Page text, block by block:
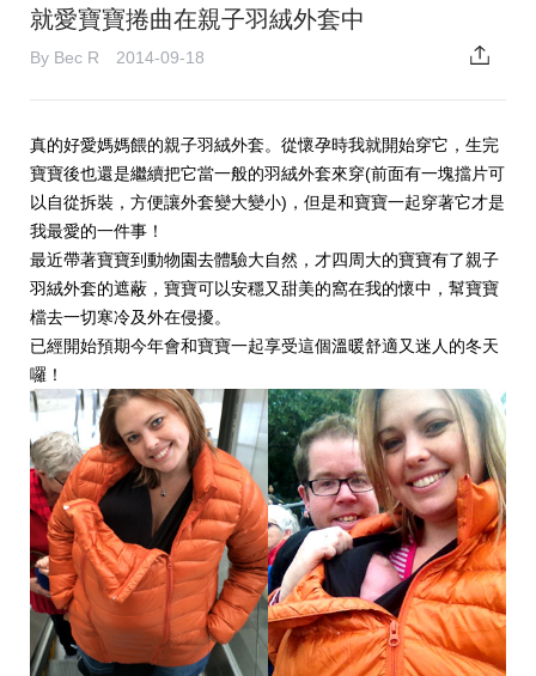
就愛寶寶捲曲在親子羽絨外套中
By Bec R 2014-09-18
真的好愛媽媽餵的親子羽絨外套。從懷孕時我就開始穿它，生完
寶寶後也還是繼續把它當一般的羽絨外套來穿(前面有一塊擋片可
以自從拆裝，方便讓外套變大變小)，但是和寶寶一起穿著它才是
我最愛的一件事！
最近帶著寶寶到動物園去體驗大自然，才四周大的寶寶有了親子
羽絨外套的遮蔽，寶寶可以安穩又甜美的窩在我的懷中，幫寶寶
檔去一切寒冷及外在侵擾。
已經開始預期今年會和寶寶一起享受這個溫暖舒適又迷人的冬天
囉！